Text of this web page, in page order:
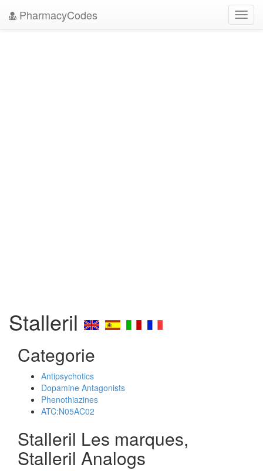
PharmacyCodes
Stalleril
Categorie
Antipsychotics
Dopamine Antagonists
Phenothiazines
ATC:N05AC02
Stalleril Les marques,
Stalleril Analogs